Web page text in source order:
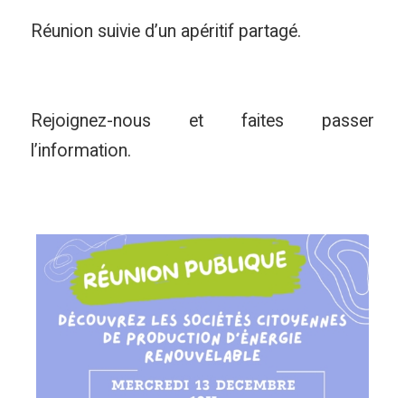
Réunion suivie d’un apéritif partagé.
Rejoignez-nous et faites passer
l’information.